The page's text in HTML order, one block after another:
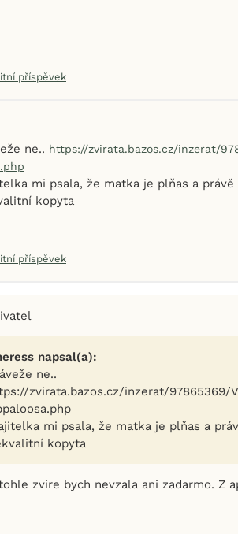
příspěvek
ne.. https://zvirata.bazos.cz/inzerat/
mi psala, že matka je plňas a
kopyta
příspěvek
napsal(a):
ne..
zvirata.bazos.cz/inzerat/97865369/
mi psala, že matka je plňas a
kopyta
zvire bych nevzala ani zadarmo. Z